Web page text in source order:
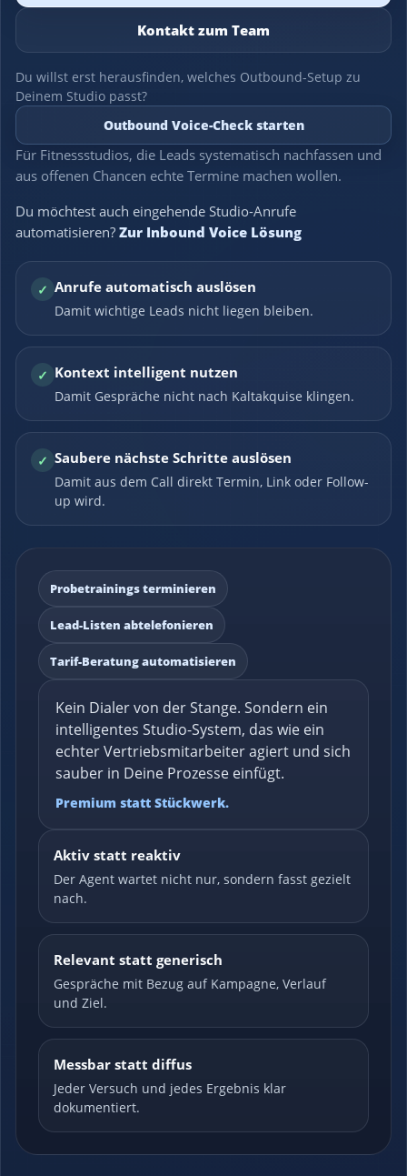
Kontakt zum Team
Du willst erst herausfinden, welches Outbound-Setup zu
Deinem Studio passt?
Outbound Voice-Check starten
Für Fitnessstudios, die Leads systematisch nachfassen und
aus offenen Chancen echte Termine machen wollen.
Du möchtest auch eingehende Studio-Anrufe
automatisieren? Zur Inbound Voice Lösung
✓ Anrufe automatisch auslösen
Damit wichtige Leads nicht liegen bleiben.
✓ Kontext intelligent nutzen
Damit Gespräche nicht nach Kaltakquise klingen.
✓ Saubere nächste Schritte auslösen
Damit aus dem Call direkt Termin, Link oder Follow-
up wird.
Probetrainings terminieren
Lead-Listen abtelefonieren
Tarif-Beratung automatisieren
Kein Dialer von der Stange. Sondern ein
intelligentes Studio-System, das wie ein
echter Vertriebsmitarbeiter agiert und sich
sauber in Deine Prozesse einfügt.
Premium statt Stückwerk.
Aktiv statt reaktiv
Der Agent wartet nicht nur, sondern fasst gezielt
nach.
Relevant statt generisch
Gespräche mit Bezug auf Kampagne, Verlauf
und Ziel.
Messbar statt diffus
Jeder Versuch und jedes Ergebnis klar
dokumentiert.